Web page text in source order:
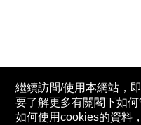
繼續訪問/使用本網站，
要了解更多有關閣下如
如何使用cookies的資料